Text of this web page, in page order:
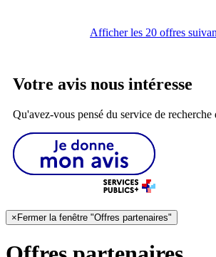
Afficher les 20 offres
Votre avis nous intéresse
Qu'avez-vous pensé du service de recherche
× Fermer la fenêtre "Offres partenaires"